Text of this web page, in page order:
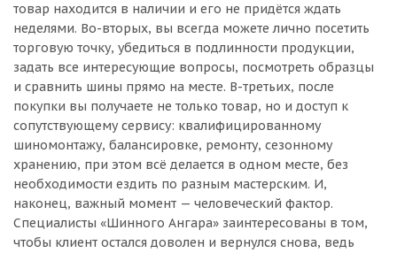
товар находится в наличии и его не придётся ждать
неделями. Во-вторых, вы всегда можете лично посетить
торговую точку, убедиться в подлинности продукции,
задать все интересующие вопросы, посмотреть образцы
и сравнить шины прямо на месте. В-третьих, после
покупки вы получаете не только товар, но и доступ к
сопутствующему сервису: квалифицированному
шиномонтажу, балансировке, ремонту, сезонному
хранению, при этом всё делается в одном месте, без
необходимости ездить по разным мастерским. И,
наконец, важный момент — человеческий фактор.
Специалисты «Шинного Ангара» заинтересованы в том,
чтобы клиент остался доволен и вернулся снова, ведь